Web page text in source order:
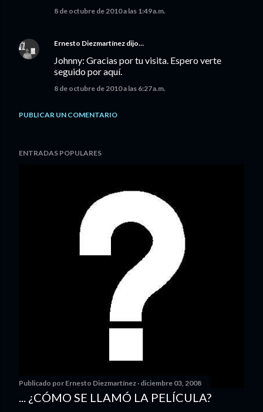
8 de octubre de 2010 a las 1:49 a.m.
Ernesto Diezmartínez dijo…
Johnny: Gracias por tu visita. Espero verte
seguido por aquí.
8 de octubre de 2010 a las 6:27 a.m.
PUBLICAR UN COMENTARIO
ENTRADAS POPULARES
Publicado por Ernesto Diezmartínez diciembre 03, 2008
... ¿CÓMO SE LLAMÓ LA PELÍCULA?